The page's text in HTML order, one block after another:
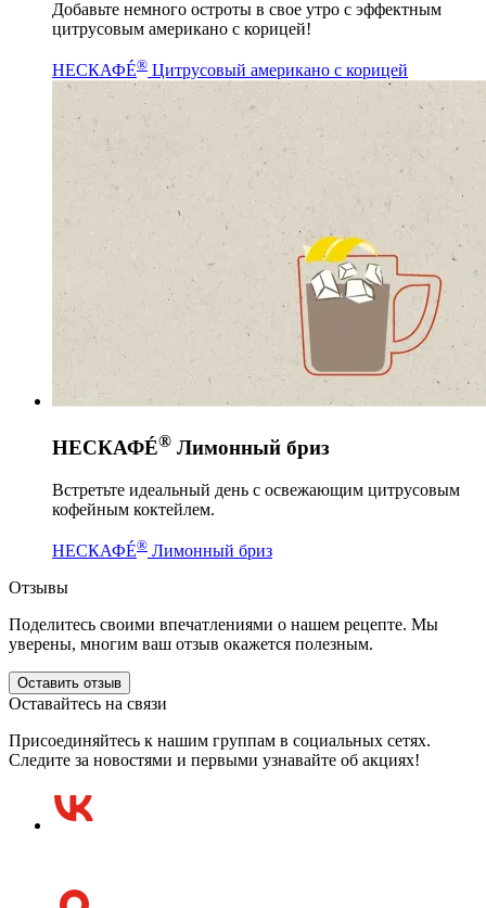
Добавьте немного остроты в свое утро с эффектным
цитрусовым американо с корицей!
НЕСКАФÉ® Цитрусовый американо с корицей
НЕСКАФÉ® Лимонный бриз
Встретьте идеальный день с освежающим цитрусовым
кофейным коктейлем.
НЕСКАФÉ® Лимонный бриз
Отзывы
Поделитесь своими впечатлениями о нашем рецепте. Мы
уверены, многим ваш отзыв окажется полезным.
Оставить отзыв
Оставайтесь на связи
Присоединяйтесь к нашим группам в социальных сетях.
Следите за новостями и первыми узнавайте об акциях!